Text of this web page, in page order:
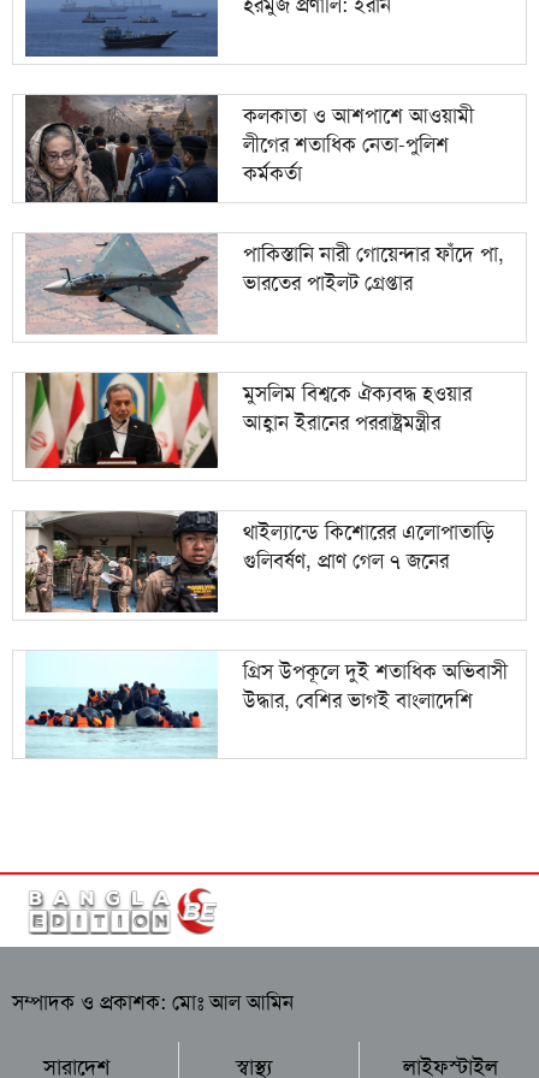
কলকাতা ও আশপাশে আওয়ামী
লীগের শতাধিক নেতা-পুলিশ
কর্মকর্তা
পাকিস্তানি নারী গোয়েন্দার ফাঁদে পা,
ভারতের পাইলট গ্রেপ্তার
মুসলিম বিশ্বকে ঐক্যবদ্ধ হওয়ার
আহ্বান ইরানের পররাষ্ট্রমন্ত্রীর
থাইল্যান্ডে কিশোরের এলোপাতাড়ি
গুলিবর্ষণ, প্রাণ গেল ৭ জনের
গ্রিস উপকূলে দুই শতাধিক অভিবাসী
উদ্ধার, বেশির ভাগই বাংলাদেশি
সম্পাদক ও প্রকাশক: মোঃ আল আমিন
সারাদেশ স্বাস্থ্য লাইফস্টাইল